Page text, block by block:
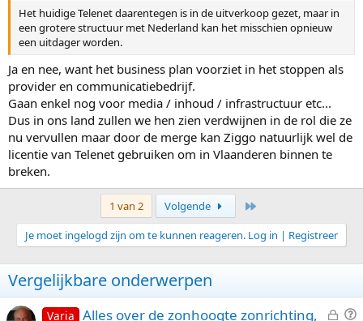
Het huidige Telenet daarentegen is in de uitverkoop gezet, maar in
een grotere structuur met Nederland kan het misschien opnieuw
een uitdager worden.
Ja en nee, want het business plan voorziet in het stoppen als
provider en communicatiebedrijf.
Gaan enkel nog voor media / inhoud / infrastructuur etc...
Dus in ons land zullen we hen zien verdwijnen in de rol die ze
nu vervullen maar door de merge kan Ziggo natuurlijk wel de
licentie van Telenet gebruiken om in Vlaanderen binnen te
breken.
1 van 2 Volgende
Je moet ingelogd zijn om te kunnen reageren. Log in | Registreer
Vergelijkbare onderwerpen
G V
Varia Alles over de zonhoogte zonrichting,